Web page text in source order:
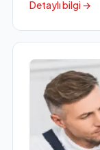
Detaylı bilgi →